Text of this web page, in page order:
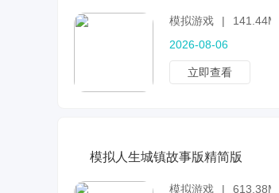
模拟游戏 |
141.44MB
2026-08-06
立即查看
模拟人生城镇故事版精简版
模拟游戏 | 613.38MB